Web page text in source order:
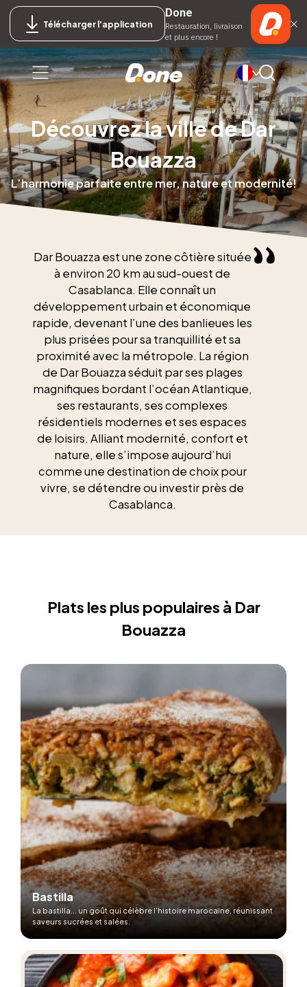
Télécharger l'application
Done
Restauration, livraison
et plus encore !
Découvrez la ville de Dar
Bouazza
L’harmonie parfaite entre mer, nature et modernité!
Dar Bouazza est une zone côtière située
à environ 20 km au sud-ouest de
Casablanca. Elle connaît un
développement urbain et économique
rapide, devenant l’une des banlieues les
plus prisées pour sa tranquillité et sa
proximité avec la métropole. La région
de Dar Bouazza séduit par ses plages
magnifiques bordant l’océan Atlantique,
ses restaurants, ses complexes
résidentiels modernes et ses espaces
de loisirs. Alliant modernité, confort et
nature, elle s’impose aujourd’hui
comme une destination de choix pour
vivre, se détendre ou investir près de
Casablanca.
Plats les plus populaires à Dar
Bouazza
Bastilla
La bastilla... un goût qui célèbre l’histoire marocaine, réunissant
saveurs sucrées et salées.